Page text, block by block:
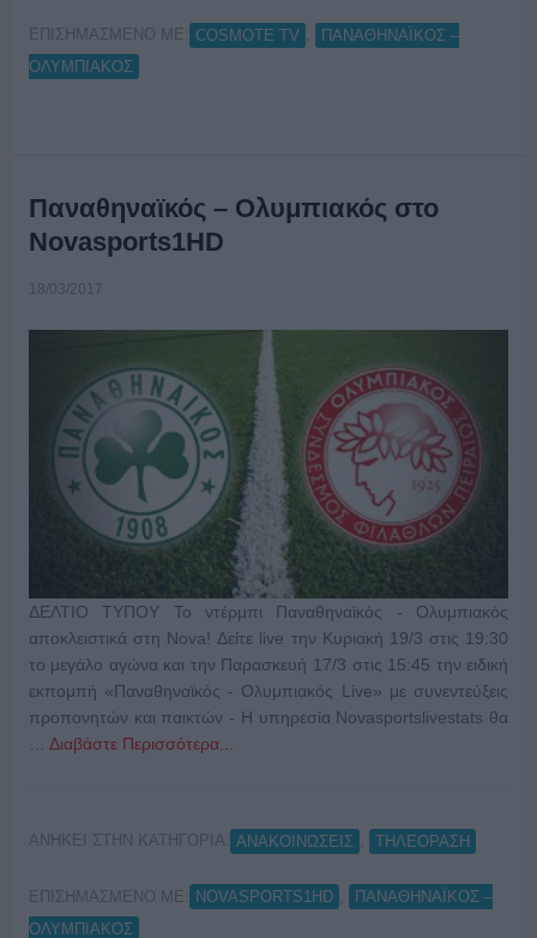
ΕΠΙΣΗΜΑΣΜΕΝΟ ΜΕ: COSMOTE TV
ΠΑΝΑΘΗΝΑΪΚΟΣ –
ΟΛΥΜΠΙΑΚΟΣ
Παναθηναϊκός – Ολυμπιακός στο
Novasports1HD
18/03/2017
ΔΕΛΤΙΟ ΤΥΠΟΥ Το ντέρμπι Παναθηναϊκός - Ολυμπιακός
αποκλειστικά στη Nova! Δείτε live την Κυριακή 19/3 στις 19:30
το μεγάλο αγώνα και την Παρασκευή 17/3 στις 15:45 την ειδική
εκπομπή «Παναθηναϊκός - Ολυμπιακός Live» με συνεντεύξεις
προπονητών και παικτών - H υπηρεσία Novasportslivestats θα
Διαβάστε Περισσότερα...
ΑΝΗΚΕΙ ΣΤΗΝ ΚΑΤΗΓΟΡΙΑ: ΑΝΑΚΟΙΝΩΣΕΙΣ ΤΗΛΕΟΡΑΣΗ
ΕΠΙΣΗΜΑΣΜΕΝΟ ΜΕ: NOVASPORTS1HD
ΠΑΝΑΘΗΝΑΪΚΟΣ –
ΟΛΥΜΠΙΑΚΟΣ